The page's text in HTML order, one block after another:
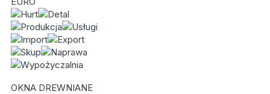
OKNA DREWNIANE